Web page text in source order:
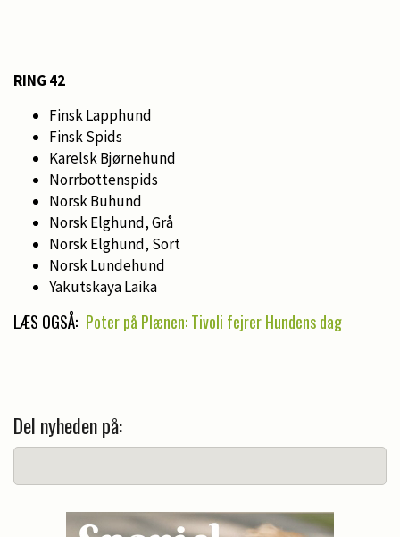
RING 42
Finsk Lapphund
Finsk Spids
Karelsk Bjørnehund
Norrbottenspids
Norsk Buhund
Norsk Elghund, Grå
Norsk Elghund, Sort
Norsk Lundehund
Yakutskaya Laika
LÆS OGSÅ: Poter på Plænen: Tivoli fejrer Hundens dag
Del nyheden på: